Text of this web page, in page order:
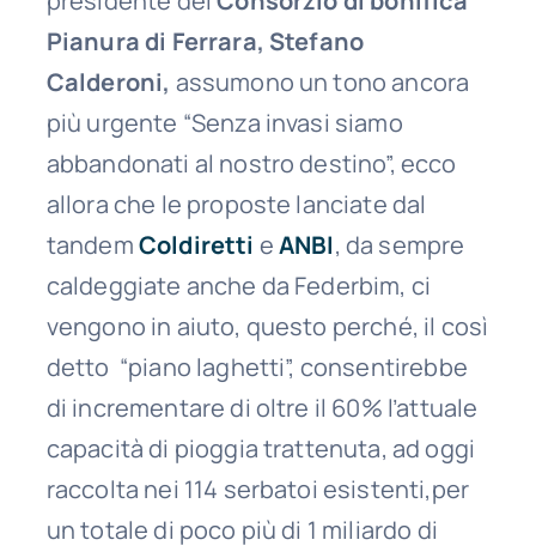
Pianura di Ferrara, Stefano
Calderoni, assumono un tono ancora
più urgente “Senza invasi siamo
abbandonati al nostro destino”, ecco
allora che le proposte lanciate dal
tandemColdiretti eANBI, da sempre
caldeggiate anche da Federbim, ci
vengono in aiuto, questo perché, il così
detto “piano laghetti”, consentirebbe
di incrementare di oltre il 60% l’attuale
capacità di pioggia trattenuta, ad oggi
raccolta nei 114 serbatoi esistenti,per
un totale di poco più di 1 miliardo di